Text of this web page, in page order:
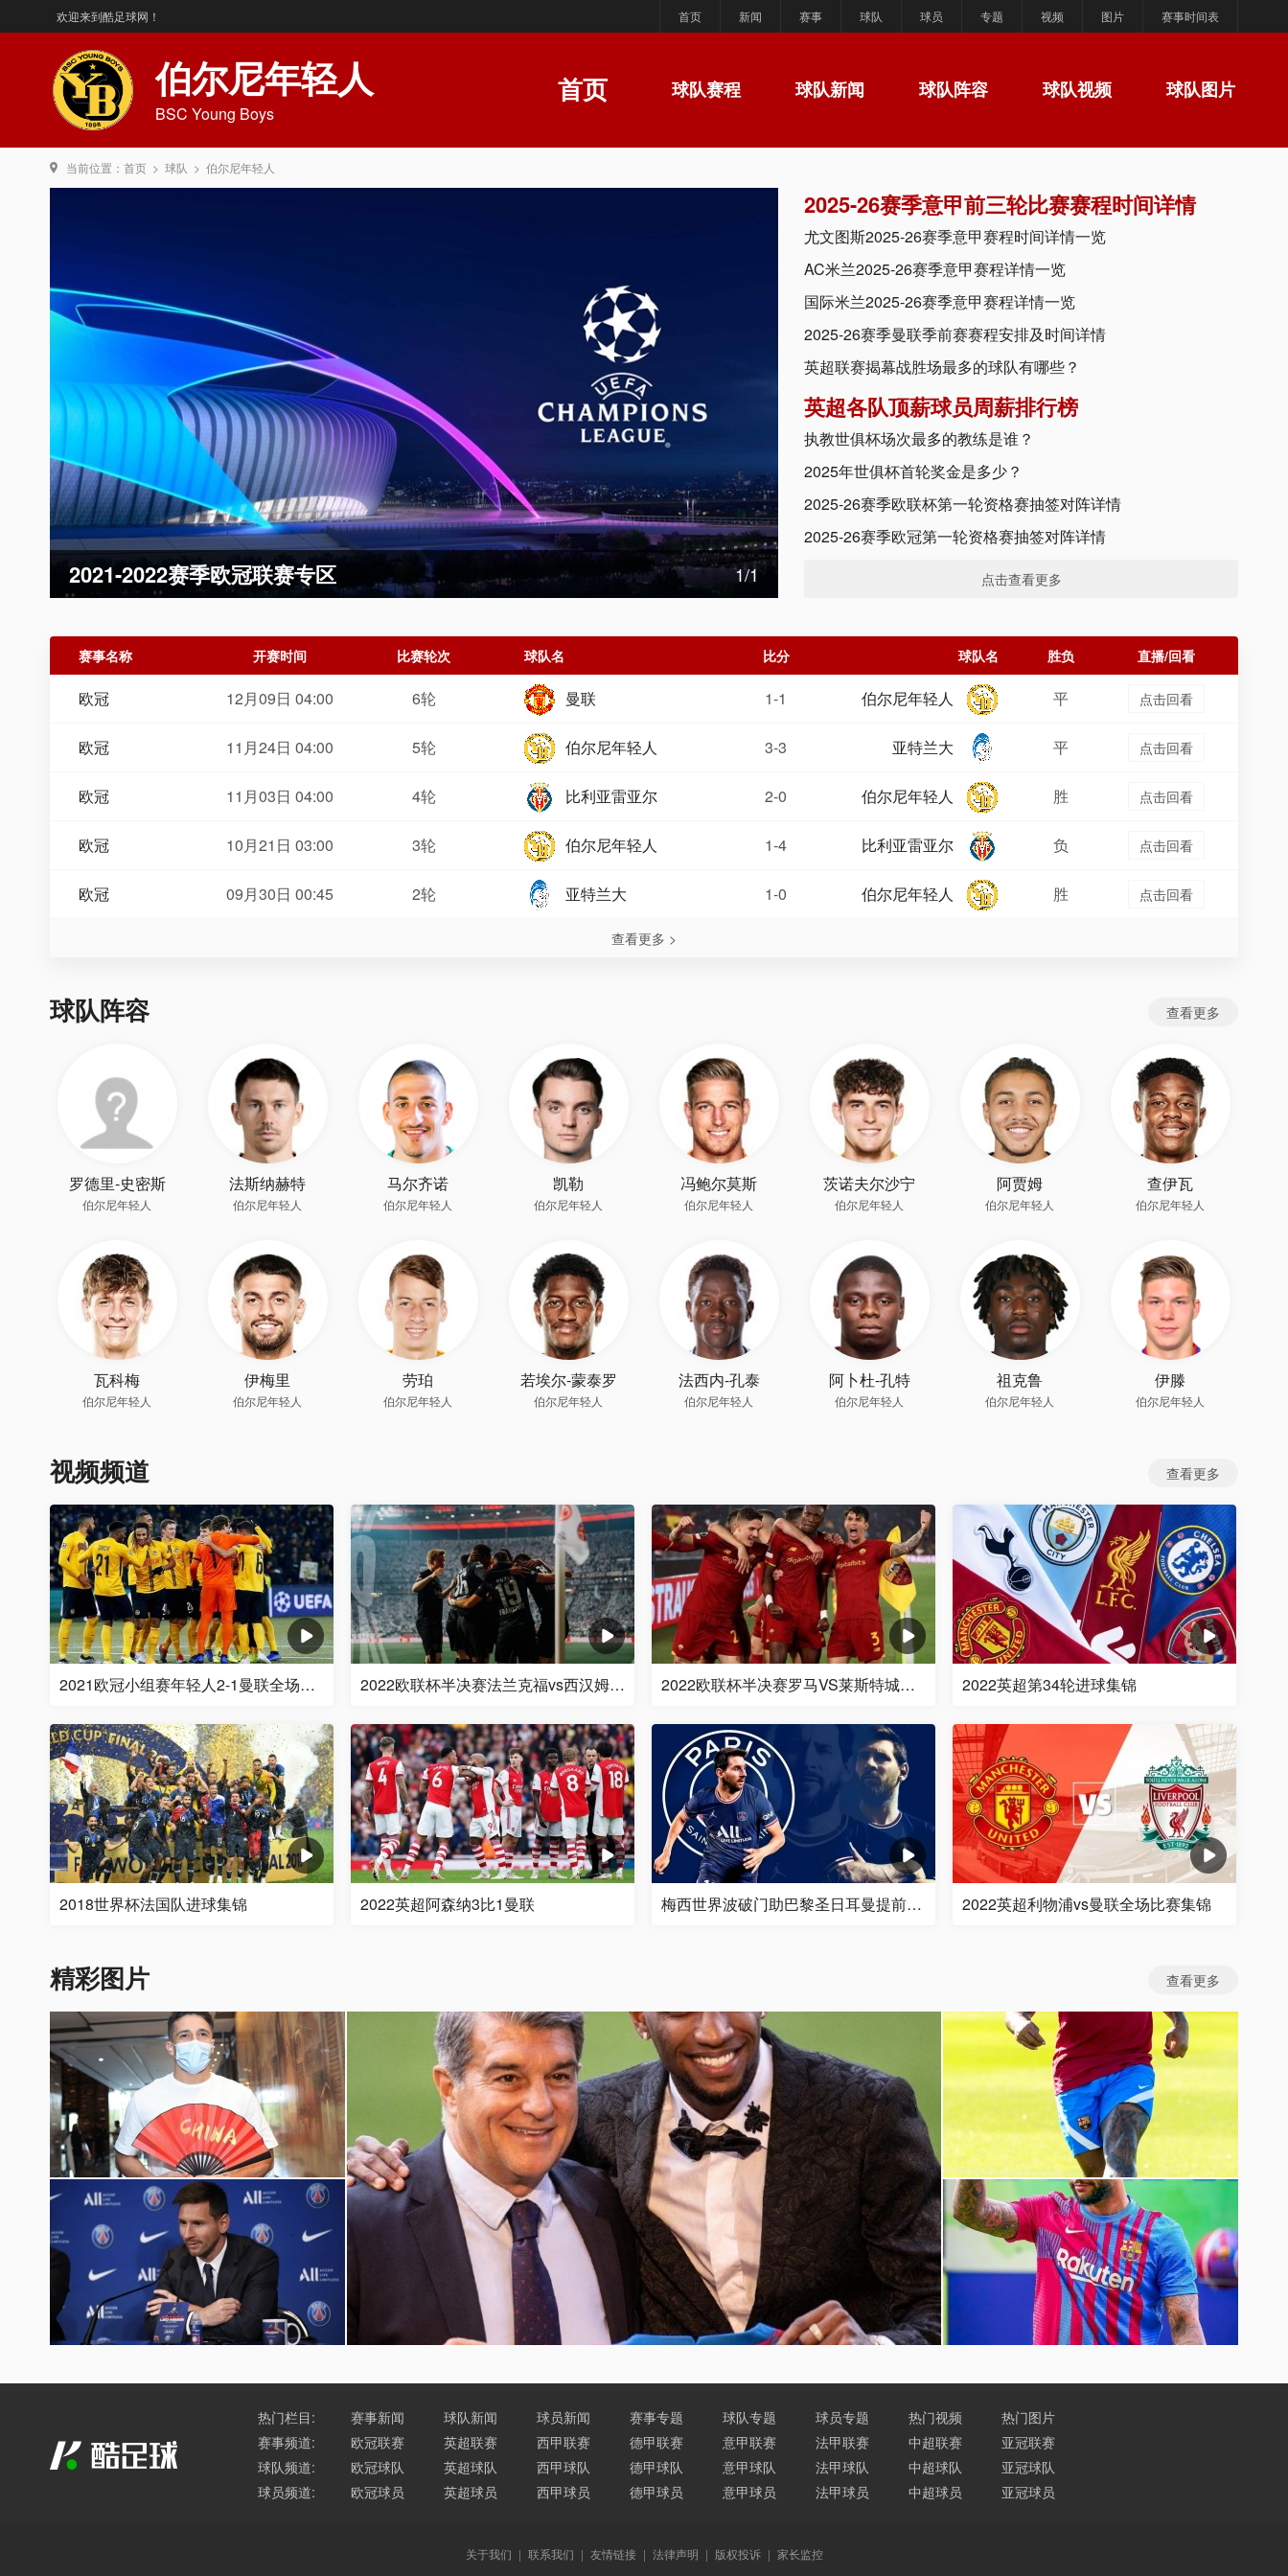
欢迎来到酷足球网！ 首页 新闻 赛事 球队 球员 专题 视频 图片 赛事时间表
伯尔尼年轻人
BSC Young Boys
首页 球队赛程 球队新闻 球队阵容 球队视频 球队图片
当前位置： 首页 > 球队 > 伯尔尼年轻人
专区 2021-2022赛季欧冠联赛专区
1/1
2025-26赛季意甲前三轮比赛赛程时间详情
尤文图斯2025-26赛季意甲赛程时间详情一览
AC米兰2025-26赛季意甲赛程详情一览
国际米兰2025-26赛季意甲赛程详情一览
2025-26赛季曼联季前赛赛程安排及时间详情
英超联赛揭幕战胜场最多的球队有哪些？
英超各队顶薪球员周薪排行榜
执教世俱杯场次最多的教练是谁？
2025年世俱杯首轮奖金是多少？
2025-26赛季欧联杯第一轮资格赛抽签对阵详情
2025-26赛季欧冠第一轮资格赛抽签对阵详情
点击查看更多
赛事名称 开赛时间 比赛轮次 球队名 比分 球队名 胜负 直播/回看
欧冠 12月09日 04:00 6轮 曼联 1-1 伯尔尼年轻人 平 点击回看
欧冠 11月24日 04:00 5轮 伯尔尼年轻人 3-3 亚特兰大 平 点击回看
欧冠 11月03日 04:00 4轮 比利亚雷亚尔 2-0 伯尔尼年轻人 胜 点击回看
欧冠 10月21日 03:00 3轮 伯尔尼年轻人 1-4 比利亚雷亚尔 负 点击回看
欧冠 09月30日 00:45 2轮 亚特兰大 1-0 伯尔尼年轻人 胜 点击回看
查看更多 >
球队阵容 查看更多
罗德里-史密斯
伯尔尼年轻人
法斯纳赫特
伯尔尼年轻人
马尔齐诺
伯尔尼年轻人
凯勒
伯尔尼年轻人
冯鲍尔莫斯
伯尔尼年轻人
茨诺夫尔沙宁
伯尔尼年轻人
阿贾姆
伯尔尼年轻人
查伊瓦
伯尔尼年轻人
瓦科梅
伯尔尼年轻人
伊梅里
伯尔尼年轻人
劳珀
伯尔尼年轻人
若埃尔-蒙泰罗
伯尔尼年轻人
法西内-孔泰
伯尔尼年轻人
阿卜杜-孔特
伯尔尼年轻人
祖克鲁
伯尔尼年轻人
伊滕
伯尔尼年轻人
视频频道 查看更多
2021欧冠小组赛年轻人2-1曼联全场集锦 2022欧联杯半决赛法兰克福vs西汉姆联视频集锦 2022欧联杯半决赛罗马VS莱斯特城比赛集锦 2022英超第34轮进球集锦
2018世界杯法国队进球集锦 2022英超阿森纳3比1曼联 梅西世界波破门助巴黎圣日耳曼提前4轮法甲夺冠 2022英超利物浦vs曼联全场比赛集锦
精彩图片 查看更多
国足世预赛12强赛图片 巴萨球员赛季前训练图片
热门栏目: 赛事新闻 球队新闻 球员新闻 赛事专题 球队专题 球员专题 热门视频
热门图片
赛事频道:
欧冠联赛 英超联赛 西甲联赛 德甲联赛 意甲联赛 法甲联赛 中超联赛
亚冠联赛
球队频道:
欧冠球队 英超球队 西甲球队 德甲球队 意甲球队 法甲球队 中超球队
亚冠球队
球员频道:
欧冠球员 英超球员 西甲球员 德甲球员 意甲球员 法甲球员 中超球员 亚冠球员
关于我们 | 联系我们 | 友情链接 | 法律声明 | 版权投诉 | 家长监控